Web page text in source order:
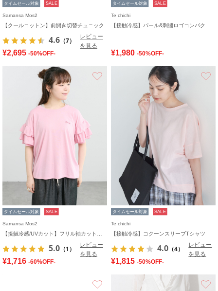
タイムセール対象 SALE
Samansa Mos2
【クールコットン】前開き切替チュニック
4.6 （7）
レビュー
を見る
¥2,695 -50%OFF-
タイムセール対象 SALE
Te chichi
¥1,980 -50%OFF-
タイムセール対象 SALE
Samansa Mos2
5.0 （1）
レビュー
を見る
¥1,716 -60%OFF-
タイムセール対象 SALE
Te chichi
【接触冷感】コクーンスリーブTシャツ
4.0 （4）
レビュー
を見る
¥1,815 -50%OFF-